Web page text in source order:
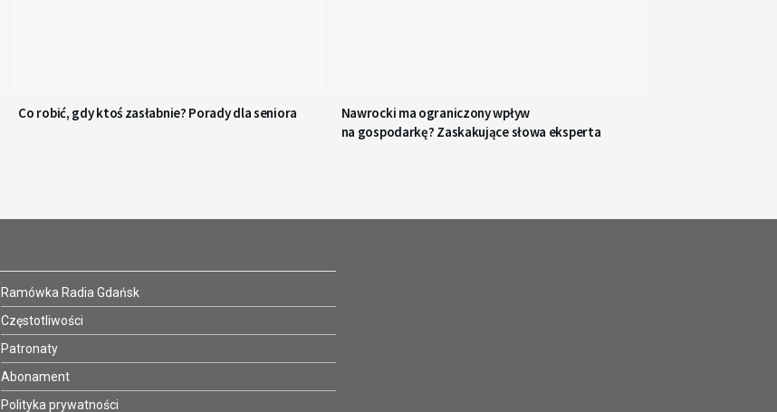
Co robić, gdy ktoś zasłabnie? Porady dla seniora
Nawrocki ma ograniczony wpływ
na gospodarkę? Zaskakujące słowa eksperta
Ramówka Radia Gdańsk
Częstotliwości
Patronaty
Abonament
Polityka prywatności